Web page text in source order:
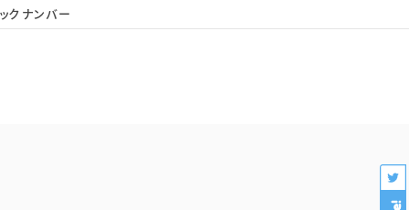
会社概要 個人情報保護
クナンバー